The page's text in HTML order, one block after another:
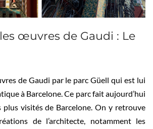
œuvres de Gaudi : Le
de Gaudi par le parc Güell qui est lui
à Barcelone. Ce parc fait aujourd’hui
plus visités de Barcelone. On y retrouve
de l’architecte, notamment les